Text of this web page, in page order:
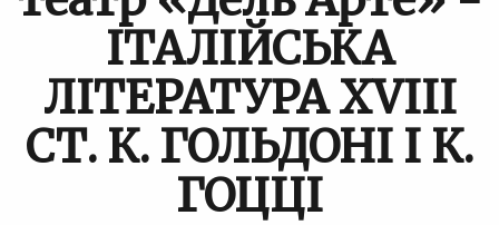
ІТАЛІЙСЬКА
ЛІТЕРАТУРА XVIII
СТ. К. ГОЛЬДОНІ І К.
ГОЦЦІ